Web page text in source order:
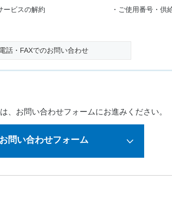
ービスの解約
・ご使用番号・供
電話・FAXでのお問い合わせ
、お問い合わせフォームにお進みください。
お問い合わせフォーム